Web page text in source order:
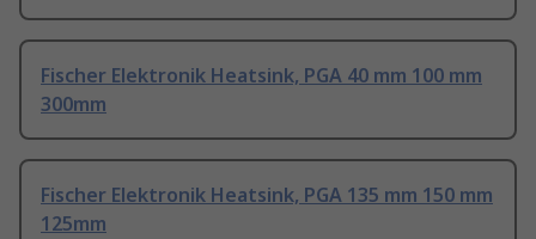
Fischer Elektronik Heatsink, PGA 40 mm 100 mm
300mm
Fischer Elektronik Heatsink, PGA 135 mm 150 mm
125mm